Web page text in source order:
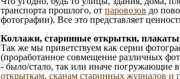
транспорта прошлого, от паровозов до
фотографии). Все это представляет
Коллажи, старинные открытки,
Так же мы приветствуем как серии
(проработанное совмещение различных
- было/стало, так или иначе погружающие
открыткам, сканам старинных журналов и